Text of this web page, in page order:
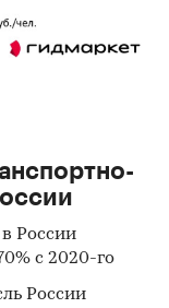
России
с 2020-го
России